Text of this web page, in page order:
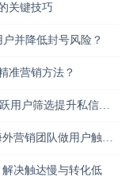
关键技巧
并降低封号风险？
准营销方法？
筛选提升私信回复率
销团队做用户触达？
决触达慢与转化低